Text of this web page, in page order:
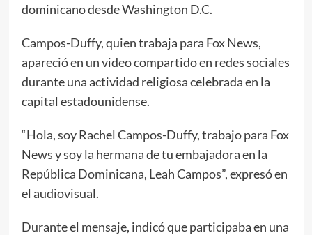
dominicano desde Washington D.C.
Campos-Duffy, quien trabaja para Fox News,
apareció en un video compartido en redes sociales
durante una actividad religiosa celebrada en la
capital estadounidense.
“Hola, soy Rachel Campos-Duffy, trabajo para Fox
News y soy la hermana de tu embajadora en la
República Dominicana, Leah Campos”, expresó en
el audiovisual.
Durante el mensaje, indicó que participaba en una